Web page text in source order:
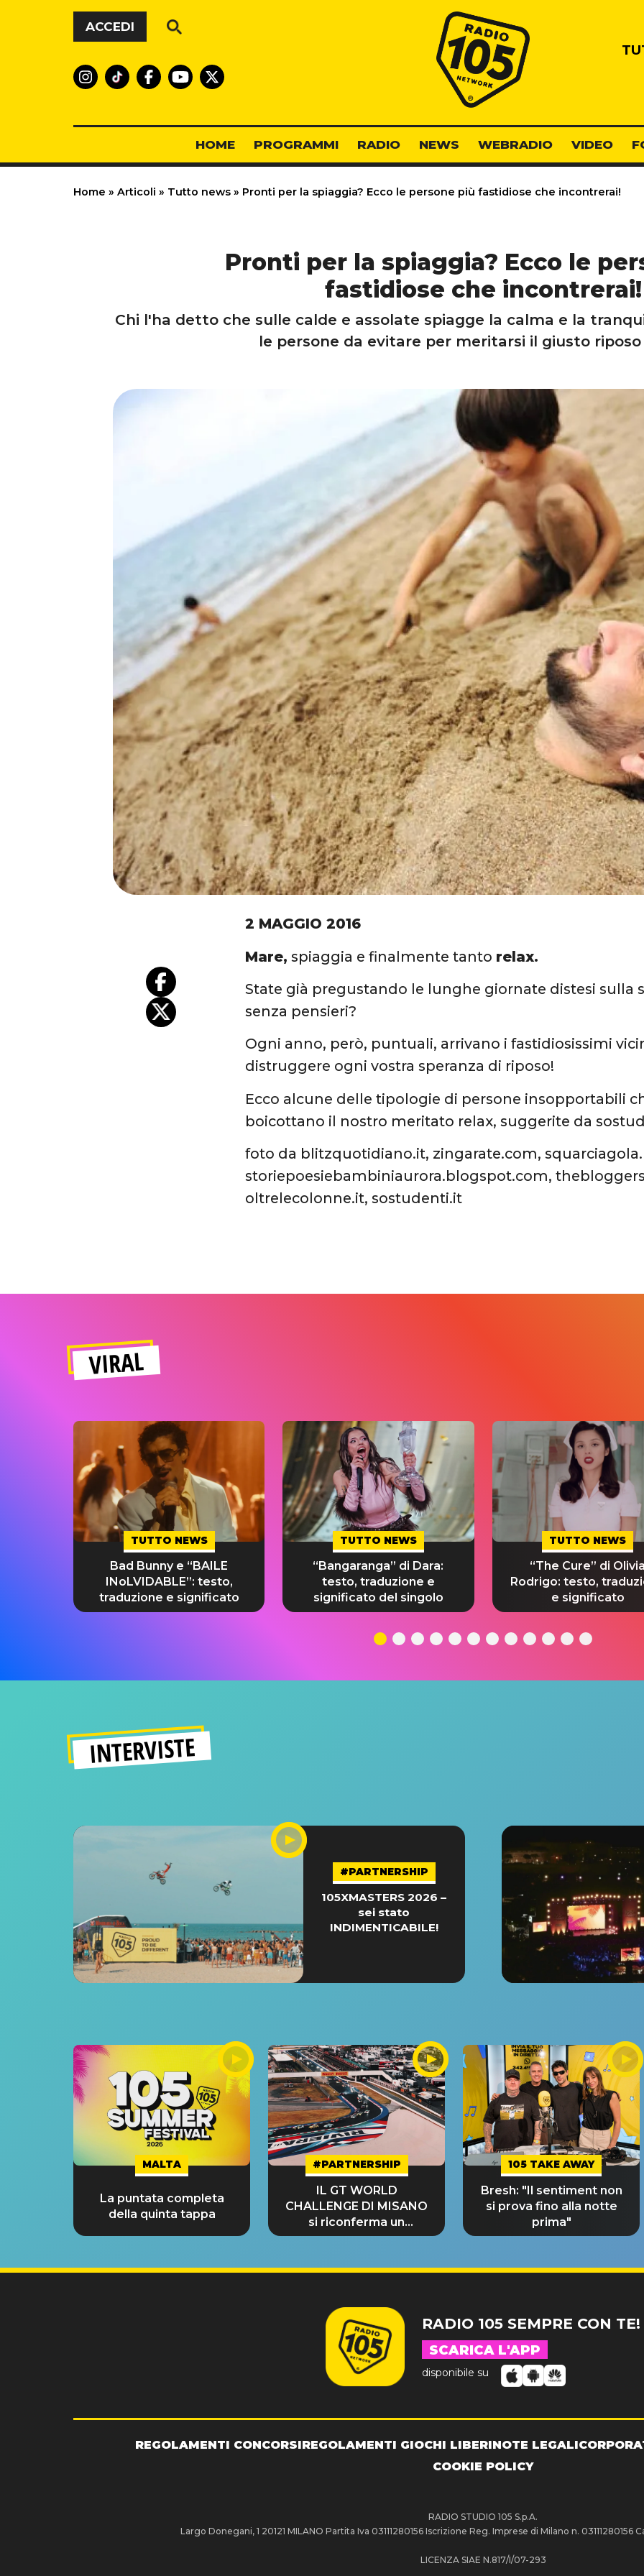
Vai al contenuto
ACCEDI
Radio 105
HOME PROGRAMMI RADIO NEWS WEBRADIO VIDEO
Home » Articoli » Tutto news » Pronti per la spiaggia? Ecco le persone più fastidiose che incontrerai!
Pronti per la spiaggia? Ecco le
fastidiose che incontrerai!
Chi l'ha detto che sulle calde e assolate spiagge la calma e la
le persone da evitare per meritarsi il giusto
2 MAGGIO 2016
Mare, spiaggia e finalmente tanto relax.
State già pregustando le lunghe giornate distesi sulla
senza pensieri?
Ogni anno, però, puntuali, arrivano i fastidiosissimi
distruggere ogni vostra speranza di riposo!
Ecco alcune delle tipologie di persone insopportabili
boicottano il nostro meritato relax, suggerite da
foto da blitzquotidiano.it, zingarate.com,
storiepoesiebambiniaurora.blogspot.com,
oltrelecolonne.it, sostudenti.it
VIRAL
TUTTO NEWS
Bad Bunny e “BAILE
INoLVIDABLE”: testo,
traduzione e significato
TUTTO NEWS
“Bangaranga” di Dara:
testo, traduzione e
significato del singolo
TUTTO NEWS
“The Cure” di Olivia
Rodrigo: testo,
e significato
INTERVISTE
#PARTNERSHIP
105XMASTERS 2026 –
sei stato
INDIMENTICABILE!
MALTA
La puntata completa
della quinta tappa
#PARTNERSHIP
IL GT WORLD
CHALLENGE DI MISANO
si riconferma un
GRANDE SUCCESSO!
105 TAKE AWAY
Bresh: "Il sentiment non
si prova fino alla notte
prima"
RADIO 105 SEMPRE CON TE!
SCARICA L'APP
disponibile su
REGOLAMENTI CONCORSIREGOLAMENTI GIOCHI LIBERINOTE LEGALI
COOKIE POLICY
RADIO STUDIO 105 S.p.A.
Largo Donegani, 1 20121 MILANO Partita Iva 03111280156 Iscrizione Reg. Imprese di Milano n.
LICENZA SIAE N.817/I/07-293